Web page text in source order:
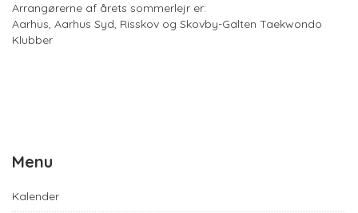
Arrangørerne af årets sommerlejr er:
Aarhus, Aarhus Syd, Risskov og Skovby-Galten Taekwondo
Klubber
Menu
Kalender